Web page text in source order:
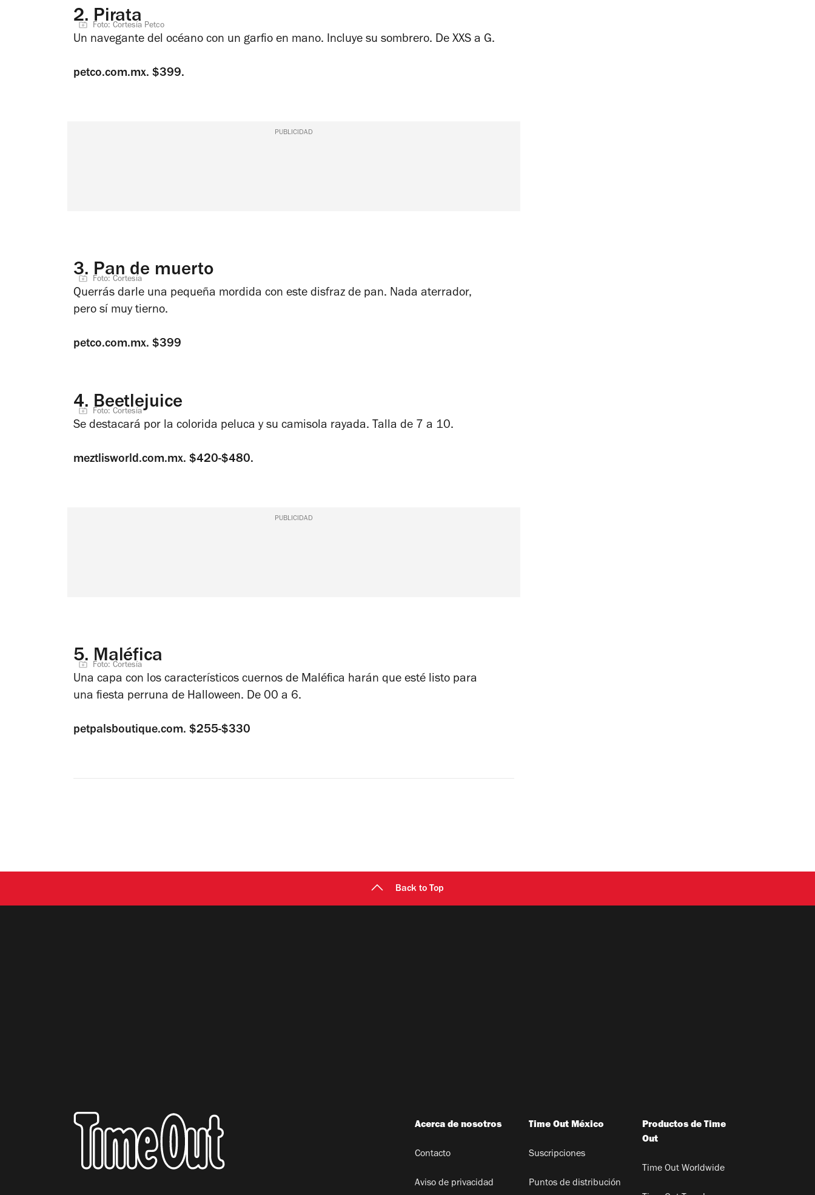
2. Pirata
Foto: Cortesía Petco
Un navegante del océano con un garfio en mano. Incluye su sombrero. De XXS a G.
petco.com.mx. $399.
PUBLICIDAD
3. Pan de muerto
Foto: Cortesía
Querrás darle una pequeña mordida con este disfraz de pan. Nada aterrador,
pero sí muy tierno.
petco.com.mx. $399
4. Beetlejuice
Foto: Cortesía
Se destacará por la colorida peluca y su camisola rayada. Talla de 7 a 10.
meztlisworld.com.mx. $420-$480.
PUBLICIDAD
5. Maléfica
Foto: Cortesía
Una capa con los característicos cuernos de Maléfica harán que esté listo para
una fiesta perruna de Halloween. De 00 a 6.
petpalsboutique.com. $255-$330
Back to Top
Acerca de nosotros
Contacto
Aviso de privacidad
Time Out México
Suscripciones
Puntos de distribución
Productos de Time
Out
Time Out Worldwide